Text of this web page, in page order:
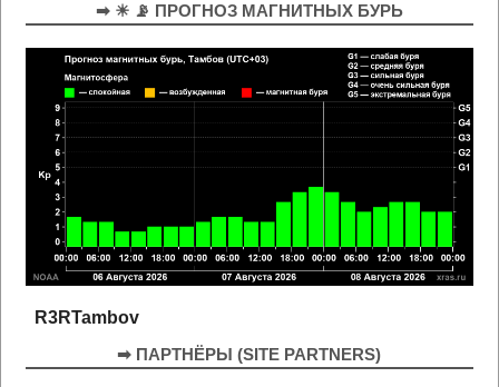
➡ ☀ 📡 ПРОГНОЗ МАГНИТНЫХ БУРЬ
R3RTambov
➡ ПАРТНЁРЫ (SITE PARTNERS)